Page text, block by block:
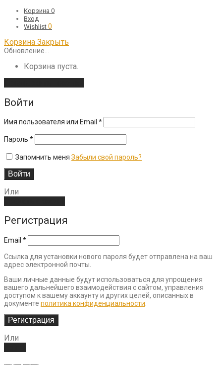
Корзина 0
Вход
Wishlist 0
Корзина Закрыть
Обновление…
Корзина пуста.
Войти
Имя пользователя или Email *Обязательно
Пароль *Обязательно
Запомнить меня Забыли свой пароль?
Войти
Или
Регистрация
Email *
Ссылка для установки нового пароля будет отправлена ​​на ваш
адрес электронной почты.
Ваши личные данные будут использоваться для упрощения
вашего дальнейшего взаимодействия с сайтом, управления
доступом к вашему аккаунту и других целей, описанных в
документе политика конфиденциальности
Регистрация
Или